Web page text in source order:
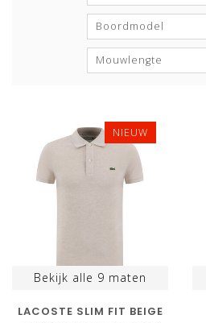
Boordmodel
Mouwlengte
NIEUW
Bekijk alle 9 maten
LACOSTE SLIM FIT BEIGE